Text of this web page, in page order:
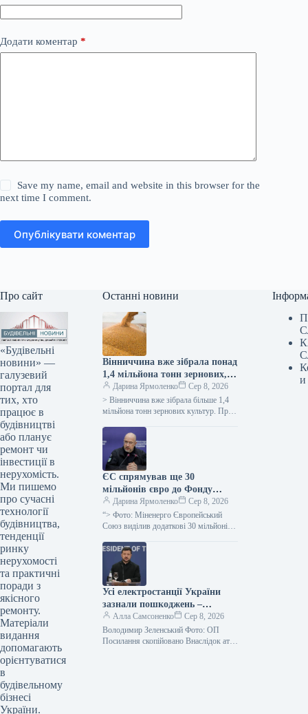
Додати коментар *
Save my name, email and website in this browser for the
next time I comment.
Опублікувати коментар
Про сайт
«Будівельні
новини» —
галузевий
портал для
тих, хто
працює в
будівництві
або планує
ремонт чи
інвестиції в
нерухомість.
Ми пишемо
про сучасні
технології
будівництва,
тенденції
ринку
нерухомості
та практичні
поради з
якісного
ремонту.
Матеріали
видання
допомагають
орієнтуватися
в
будівельному
бізнесі
України.
Останні новини
Вінниччина вже зібрала понад
1,4 мільйона тонн зернових,
демонструючи вищу
врожайність порівняно з
минулим роком – обласна
Дарина Ярмоленко
Сер 8, 2026
> Вінниччина вже зібрала більше 1,4
мільйона тонн зернових культур. Про
військової адміністрації Наталя
Заболотна. “Жнива…
ЄС спрямував ще 30
мільйонів євро до Фонду
допомоги українській
енергетиці
Дарина Ярмоленко
Сер 8, 2026
“> Фото: Міненерго Європейський
Союз виділив додаткові 30 мільйонів
України, збільшивши таким чином
свою загальну…
Усі електростанції України
зазнали пошкоджень –
Зеленський
Алла Самсоненко
Сер 8, 2026
Володимир Зеленський Фото: ОП
Посилання скопійовано Внаслідок атак
и